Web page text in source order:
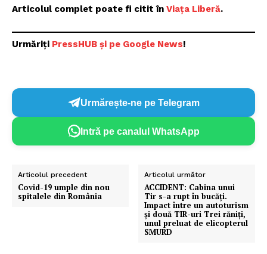
Articolul complet poate fi citit în Viața Liberă.
Urmăriți PressHUB și pe Google News!
Urmărește-ne pe Telegram
Intră pe canalul WhatsApp
Articolul precedent
Covid-19 umple din nou
spitalele din România
Articolul următor
ACCIDENT: Cabina unui
Tir s-a rupt în bucăți.
Impact între un autoturism
și două TIR-uri Trei răniți,
unul preluat de elicopterul
SMURD